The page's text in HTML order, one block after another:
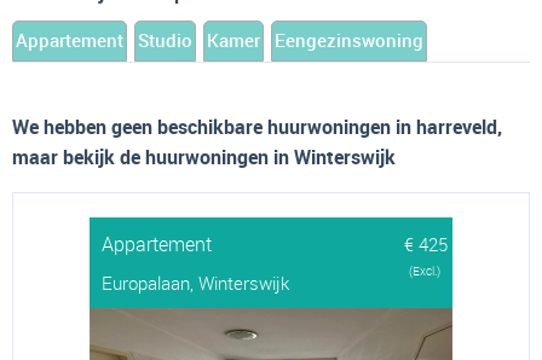
Appartement Studio Kamer Eengezinswoning
We hebben geen beschikbare huurwoningen in harreveld,
maar bekijk de huurwoningen in Winterswijk
Appartement
€ 425
Europalaan, Winterswijk
(Excl.)